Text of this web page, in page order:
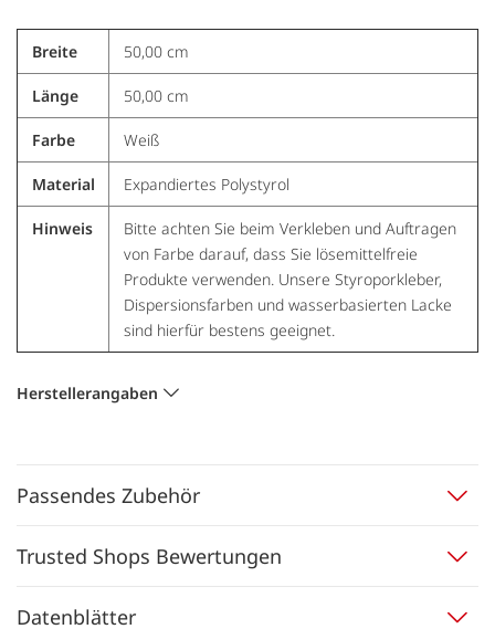
Breite 50,00 cm
Länge 50,00 cm
Farbe Weiß
Material Expandiertes Polystyrol
Hinweis
Bitte achten Sie beim Verkleben und Auftragen
von Farbe darauf, dass Sie lösemittelfreie
Produkte verwenden. Unsere Styroporkleber,
Dispersionsfarben und wasserbasierten Lacke
sind hierfür bestens geeignet.
Herstellerangaben
Passendes Zubehör
Trusted Shops Bewertungen
Datenblätter